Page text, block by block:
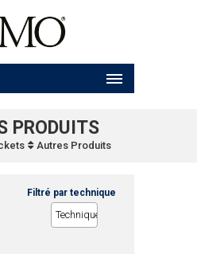
PRODUITS
Autres Produits
Filtré par technique